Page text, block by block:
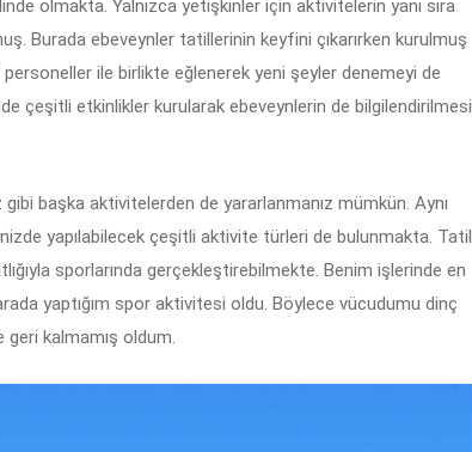
olmakta. Yalnızca yetişkinler için aktivitelerin yanı sıra
Burada ebeveynler tatillerinin keyfini çıkarırken kurulmuş
ile birlikte eğlenerek yeni şeyler denemeyi de
çeşitli etkinlikler kurularak ebeveynlerin de bilgilendirilmesi
başka aktivitelerden de yararlanmanız mümkün. Aynı
yapılabilecek çeşitli aktivite türleri de bulunmakta. Tatil
sporlarında gerçekleştirebilmekte. Benim işlerinde en
yaptığım spor aktivitesi oldu. Böylece vücudumu dinç
kalmamış oldum.